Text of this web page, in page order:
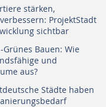
stärken,
ProjektStadt
sichtbar
Grünes Bauen: Wie
und
aus?
Städte haben